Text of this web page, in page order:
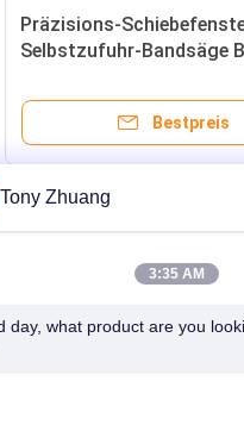
Präzisions-
Selbstzufuhr-Bandsäge
Bestpreis
Tony Zhuang
3:35 AM
day, what product are you